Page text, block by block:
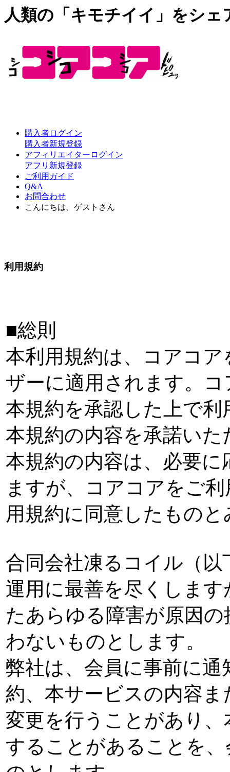
人類の「キモチイイ」をシェ
購入者ログイン
購入者新規登録
アフィリエイターログイン
アフリ新規登録
ご利用ガイド
Q&A
お問合わせ
こんにちは、ゲストさん
利用規約
■総則
本利用規約は、コアコ
ザーに適用されます。
本規約を承認した上で
本規約の内容を承諾い
本規約の内容は、必要
ますが、コアコアをご
用規約に同意したもの
合同会社凍るコイル（
運用に最善を尽くしま
たあらゆる障害が原因
わないものとします。
弊社は、会員に事前に
約、本サービスの内容
変更を行うことがあり
することがあることを